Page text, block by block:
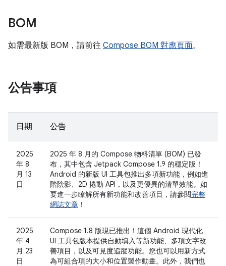
BOM
如需最新版 BOM，請前往 Compose BOM 對應頁面。
公告事項
日期 公告
2025
年 8
月 13
日
2025 年 8 月的 Compose 物料清單 (BOM) 已發
布，其中包含 Jetpack Compose 1.9 的穩定版！
Android 的新版 UI 工具包推出多項新功能，例如進
階陰影、2D 捲動 API，以及更優異的清單效能。如
要進一步瞭解所有新功能和改善項目，請參閱完整
網誌文章 ！
2025
年 4
月 23
日
Compose 1.8 版現已推出！這個 Android 現代化
UI 工具包版本提供自動填入等新功能、多項文字改
善項目，以及可見度追蹤功能。您也可以用新方式
為可組合項的大小和位置製作動畫。此外，我們也